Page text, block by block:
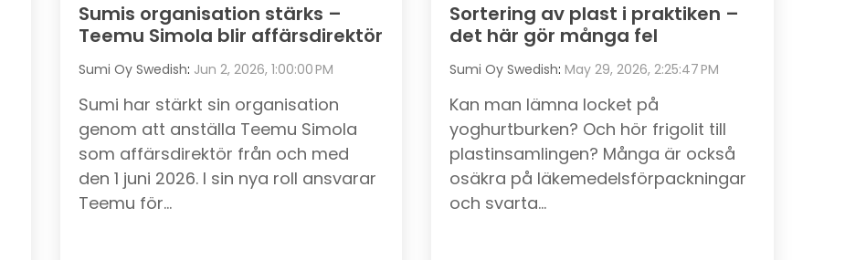
Sumis organisation stärks –
Teemu Simola blir affärsdirektör
Sumi Oy Swedish: Jun 2, 2026, 1:00:00 PM
Sumi har stärkt sin organisation
genom att anställa Teemu Simola
som affärsdirektör från och med
den 1 juni 2026. I sin nya roll ansvarar
Teemu för...
Sortering av plast i praktiken –
det här gör många fel
Sumi Oy Swedish:May 29, 2026, 2:25:47 PM
Kan man lämna locket på
yoghurtburken? Och hör frigolit till
plastinsamlingen? Många är också
osäkra på läkemedelsförpackningar
och svarta...